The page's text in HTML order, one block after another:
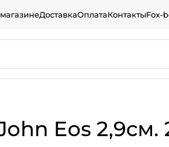
ДоставкаОплатаКонтактыFox-
Eos 2,9см.